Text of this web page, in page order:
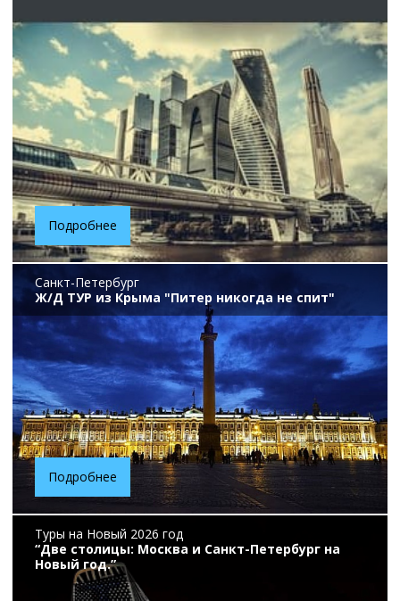
Подробнее
Санкт-Петербург
Ж/Д ТУР из Крыма "Питер никогда не спит"
Подробнее
Туры на Новый 2026 год
“Две столицы: Москва и Санкт-Петербург на
Новый год.”